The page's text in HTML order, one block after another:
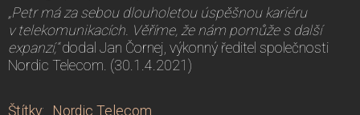
„Petr má za sebou dlouholetou úspěšnou kariéru
v telekomunikacích. Věříme, že nám pomůže s další
expanzí,“dodal Jan Čornej, výkonný ředitel společnosti
Nordic Telecom. (30.1.4.2021)
Štítky: Nordic Telecom